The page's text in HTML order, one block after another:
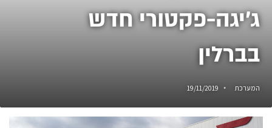
ג'יגה-פקטורי חדש
בברלין
המערכת 19/11/2019